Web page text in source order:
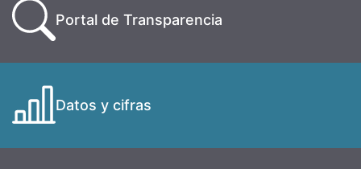
Portal de Transparencia
Datos y cifras